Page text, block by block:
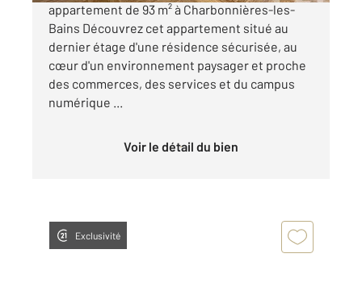
appartement de 93 m² à Charbonnières-les-
Bains Découvrez cet appartement situé au
dernier étage d'une résidence sécurisée, au
cœur d'un environnement paysager et proche
des commerces, des services et du campus
numérique ...
Voir le détail du bien
Exclusivité